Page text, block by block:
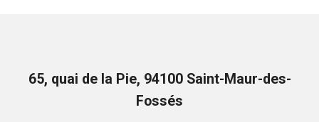
65, quai de la Pie, 94100 Saint-Maur-des-
Fossés